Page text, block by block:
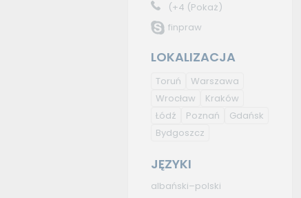
(+4 (Pokaż)
finpraw
LOKALIZACJA
Toruń
Warszawa
Wrocław
Kraków
Łódź
Poznań
Gdańsk
Bydgoszcz
JĘZYKI
albański–polski